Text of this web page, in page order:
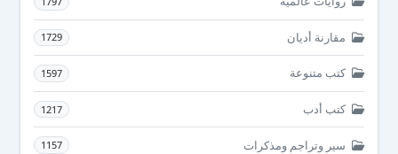
مقارنة أديان 1729
كتب متنوعة 1597
كتب أدب 1217
سير وتراجم ومذكرات 1157